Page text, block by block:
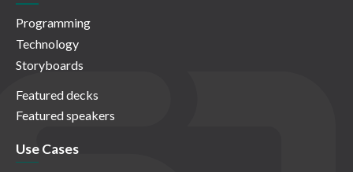
Programming
Technology
Storyboards
Featured decks
Featured speakers
Use Cases